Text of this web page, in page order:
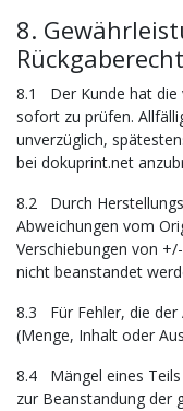
8.
Rückgaberecht
8.1 Der Kunde hat die
sofort zu prüfen.
unverzüglich,
bei dokuprint.net
8.2 Durch
Abweichungen vom
Verschiebungen von
nicht beanstandet
8.3 Für Fehler, die
(Menge, Inhalt oder
8.4 Mängel eines
zur Beanstandung der